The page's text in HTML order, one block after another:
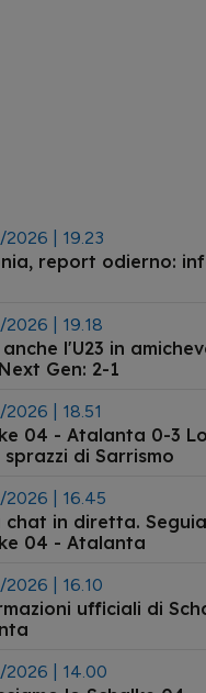
| 19.23
report odierno:
| 19.18
anche l'U23 in
Gen: 2-1
| 18.51
04 - Atalanta 0-3
sprazzi di Sarrismo
| 16.45
chat in diretta.
04 - Atalanta
| 16.10
ufficiali di
| 14.00